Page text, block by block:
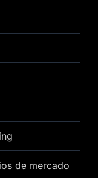
de mercado